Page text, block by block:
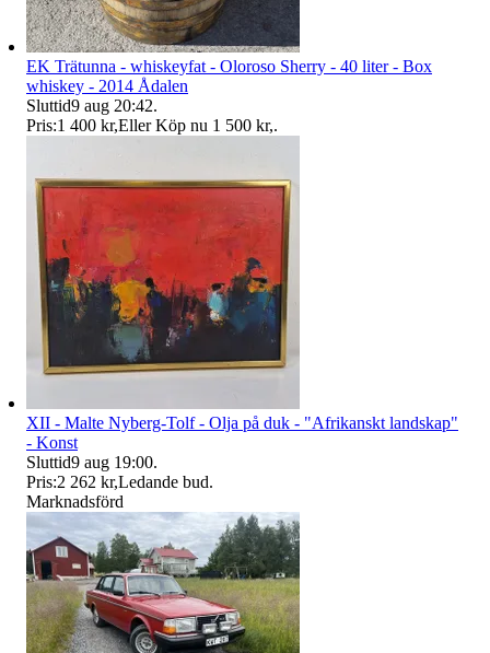
EK Trätunna - whiskeyfat - Oloroso Sherry - 40 liter - Box
whiskey - 2014 Ådalen
Sluttid9 aug 20:42.
Pris:1 400 kr,Eller Köp nu 1 500 kr,.
XII - Malte Nyberg-Tolf - Olja på duk - "Afrikanskt landskap"
- Konst
Sluttid9 aug 19:00.
Pris:2 262 kr,Ledande bud.
Marknadsförd